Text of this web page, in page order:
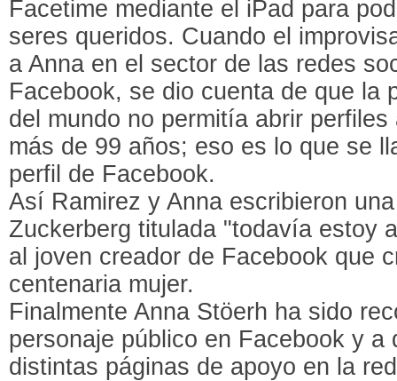
Facetime mediante el iPad para
seres queridos. Cuando el
a Anna en el sector de las redes
Facebook, se dio cuenta de que la
del mundo no permitía abrir
más de 99 años; eso es lo que se
perfil de Facebook.
Así Ramirez y Anna escribieron
Zuckerberg titulada "todavía estoy
al joven creador de Facebook que
centenaria mujer.
Finalmente Anna Stöerh ha sido
personaje público en Facebook y a
distintas páginas de apoyo